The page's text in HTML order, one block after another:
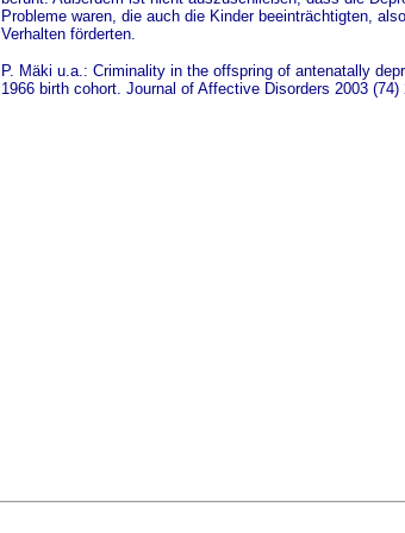
Probleme waren, die auch die Kinder beeinträchtigten,
Verhalten förderten.
P. Mäki u.a.: Criminality in the offspring of antenatally
1966 birth cohort. Journal of Affective Disorders 2003 (74)